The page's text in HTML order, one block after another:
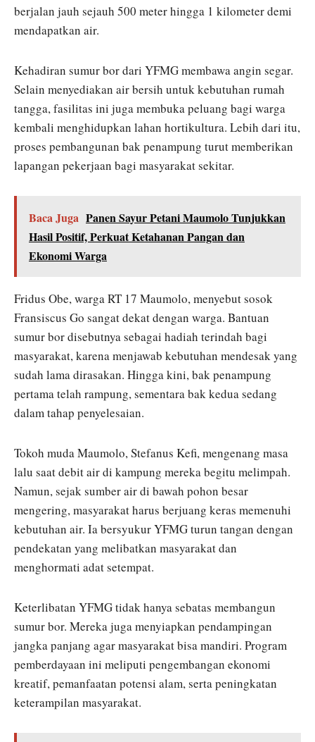
berjalan jauh sejauh 500 meter hingga 1 kilometer demi
mendapatkan air.
Kehadiran sumur bor dari YFMG membawa angin segar.
Selain menyediakan air bersih untuk kebutuhan rumah
tangga, fasilitas ini juga membuka peluang bagi warga
kembali menghidupkan lahan hortikultura. Lebih dari itu,
proses pembangunan bak penampung turut memberikan
lapangan pekerjaan bagi masyarakat sekitar.
Baca Juga Panen Sayur Petani Maumolo Tunjukkan
Hasil Positif, Perkuat Ketahanan Pangan dan
Ekonomi Warga
Fridus Obe, warga RT 17 Maumolo, menyebut sosok
Fransiscus Go sangat dekat dengan warga. Bantuan
sumur bor disebutnya sebagai hadiah terindah bagi
masyarakat, karena menjawab kebutuhan mendesak yang
sudah lama dirasakan. Hingga kini, bak penampung
pertama telah rampung, sementara bak kedua sedang
dalam tahap penyelesaian.
Tokoh muda Maumolo, Stefanus Kefi, mengenang masa
lalu saat debit air di kampung mereka begitu melimpah.
Namun, sejak sumber air di bawah pohon besar
mengering, masyarakat harus berjuang keras memenuhi
kebutuhan air. Ia bersyukur YFMG turun tangan dengan
pendekatan yang melibatkan masyarakat dan
menghormati adat setempat.
Keterlibatan YFMG tidak hanya sebatas membangun
sumur bor. Mereka juga menyiapkan pendampingan
jangka panjang agar masyarakat bisa mandiri. Program
pemberdayaan ini meliputi pengembangan ekonomi
kreatif, pemanfaatan potensi alam, serta peningkatan
keterampilan masyarakat.